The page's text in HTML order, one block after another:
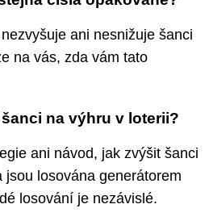
ani nesnižuje šanci
na vás, zda vám tato
na výhru v loterii?
ani návod, jak zvýšit šanci
losována generátorem
losování je nezávislé.